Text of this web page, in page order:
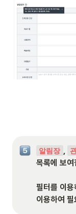
알림장
목록에 보여
필터를 이
이용하여